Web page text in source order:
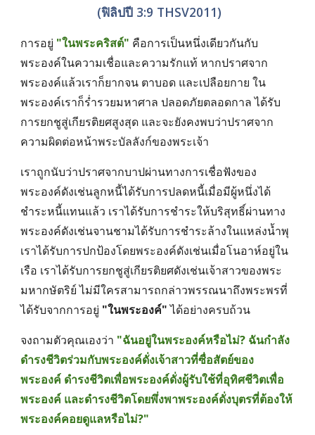
(ฟิลิปปี 3:9 THSV2011)
การอยู่ "ในพระคริสต์" คือการเป็นหนึ่งเดียวกันกับ
พระองค์ในความเชื่อและความรักแท้ หากปราศจาก
พระองค์แล้วเราก็ยากจน ตาบอด และเปลือยกาย ใน
พระองค์เราก็ร่ำรวยมหาศาล ปลอดภัยตลอดกาล ได้รับ
การยกชูสู่เกียรติยศสูงสุด และจะยังคงพบว่าปราศจาก
ความผิดต่อหน้าพระบัลลังก์ของพระเจ้า
เราถูกนับว่าปราศจากบาปผ่านทางการเชื่อฟังของ
พระองค์ดังเช่นลูกหนี้ได้รับการปลดหนี้เมื่อมีผู้หนึ่งได้
ชำระหนี้แทนแล้ว เราได้รับการชำระให้บริสุทธิ์ผ่านทาง
พระองค์ดังเช่นจานชามได้รับการชำระล้างในแหล่งน้ำพุ
เราได้รับการปกป้องโดยพระองค์ดังเช่นเมื่อโนอาห์อยู่ใน
เรือ เราได้รับการยกชูสู่เกียรติยศดังเช่นเจ้าสาวของพระ
มหากษัตริย์ ไม่มีใครสามารถกล่าวพรรณนาถึงพระพรที่
ได้รับจากการอยู่ "ในพระองค์" ได้อย่างครบถ้วน
จงถามตัวคุณเองว่า "ฉันอยู่ในพระองค์หรือไม่? ฉันกำลัง
ดำรงชีวิตร่วมกับพระองค์ดั่งเจ้าสาวที่ซื่อสัตย์ของ
พระองค์ ดำรงชีวิตเพื่อพระองค์ดั่งผู้รับใช้ที่อุทิศชีวิตเพื่อ
พระองค์ และดำรงชีวิตโดยพึ่งพาพระองค์ดั่งบุตรที่ต้องให้
พระองค์คอยดูแลหรือไม่?"